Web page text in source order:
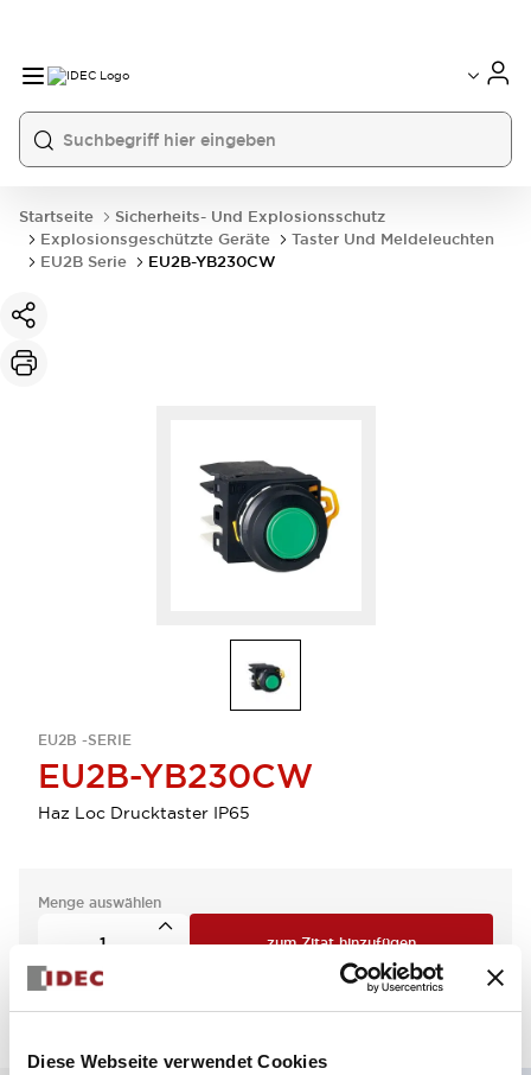
Diese Webseite verwendet Cookies
Startseite
Sicherheits- Und Explosionsschutz
Explosionsgeschützte Geräte
Taster Und Meldeleuchten
EU2B Serie
EU2B-YB230CW
EU2B -SERIE
EU2B-YB230CW
Haz Loc Drucktaster IP65
Menge auswählen
zum Zitat hinzufügen